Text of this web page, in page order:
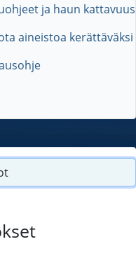
ja haun kattavuus
aineistoa kerättäväksi